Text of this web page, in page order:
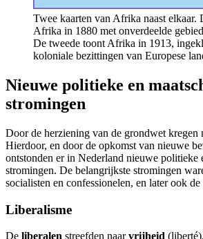
Twee kaarten van Afrika naast elkaar.
Afrika in 1880 met onverdeelde
De tweede toont Afrika in 1913,
koloniale bezittingen van Europese
Nieuwe politieke en
stromingen
Door de herziening van de grondwet kregen
Hierdoor, en door de opkomst van nieuwe
ontstonden er in Nederland nieuwe politieke
stromingen. De belangrijkste stromingen
socialisten en confessionelen, en later ook
Liberalisme
De liberalen streefden naarvrijheid